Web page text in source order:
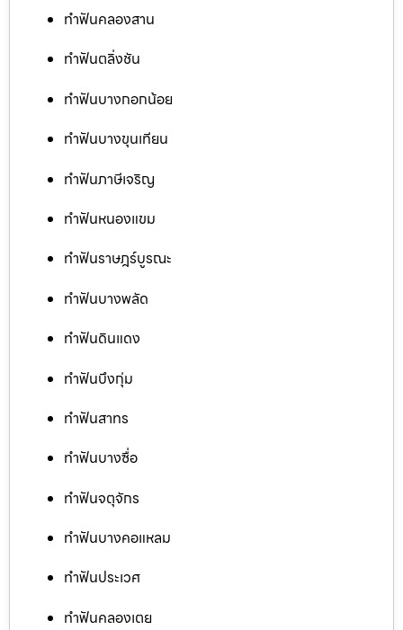
ทำฟันคลองสาน
ทำฟันตลิ่งชัน
ทำฟันบางกอกน้อย
ทำฟันบางขุนเทียน
ทำฟันภาษีเจริญ
ทำฟันหนองแขม
ทำฟันราษฎร์บูรณะ
ทำฟันบางพลัด
ทำฟันดินแดง
ทำฟันบึงกุ่ม
ทำฟันสาทร
ทำฟันบางซื่อ
ทำฟันจตุจักร
ทำฟันบางคอแหลม
ทำฟันประเวศ
ทำฟันคลองเตย